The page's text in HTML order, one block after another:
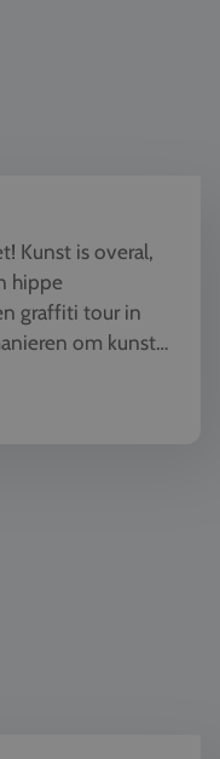
Kunst is overal,
hippe
graffiti tour in
om kunst